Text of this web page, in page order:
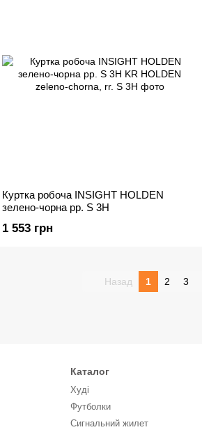
Куртка робоча INSIGHT HOLDEN
зелено-чорна рр. S 3H
1 553 грн
Назад 1 2 3
Каталог
Худі
Футболки
Сигнальний жилет